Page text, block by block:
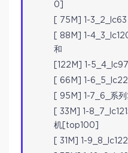
0]
[ 75M] 1-
[ 88M] 1-
和
[122M] 1-
[ 66M] 1-
[ 95M] 1-7_6_系
[ 33M] 1-
机[top100]
[ 31M] 1-